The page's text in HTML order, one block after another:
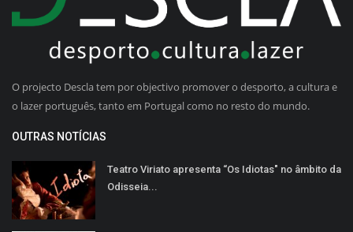
O projecto Descla tem por objectivo promover o desporto, a cultura e
o lazer português, tanto em Portugal como no resto do mundo.
OUTRAS NOTÍCIAS
Teatro Viriato apresenta “Os Idiotas" no âmbito da
Odisseia...